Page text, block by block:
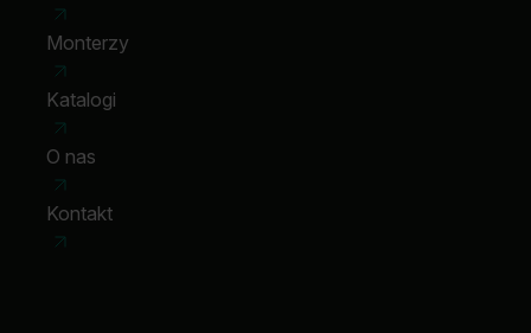
Monterzy
Katalogi
O nas
Kontakt